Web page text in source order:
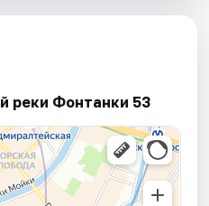
реки Фонтанки 53